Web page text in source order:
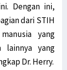
Dengan ini,
dari STIH
yang
lainnya yang
Dr. Herry.